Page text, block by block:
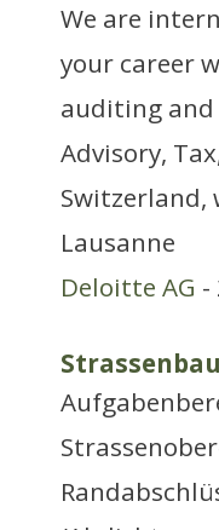
We are
your career
auditing and
Advisory,
Switzerland,
Lausanne
Deloitte AG -